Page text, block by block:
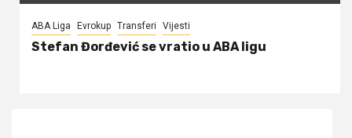
ABA Liga Evrokup Transferi Vijesti
Stefan Đorđević se vratio u ABA ligu